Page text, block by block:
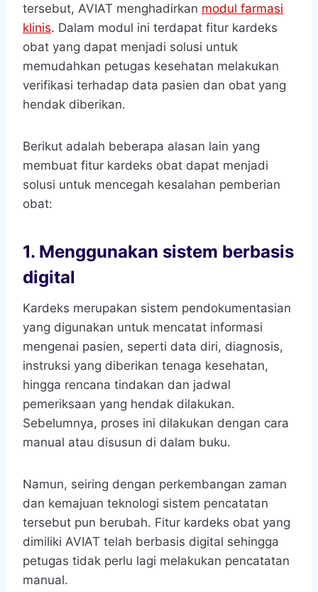
tersebut, AVIAT menghadirkan modul farmasi
klinis. Dalam modul ini terdapat fitur kardeks
obat yang dapat menjadi solusi untuk
memudahkan petugas kesehatan melakukan
verifikasi terhadap data pasien dan obat yang
hendak diberikan.
Berikut adalah beberapa alasan lain yang
membuat fitur kardeks obat dapat menjadi
solusi untuk mencegah kesalahan pemberian
obat:
1. Menggunakan sistem berbasis
digital
Kardeks merupakan sistem pendokumentasian
yang digunakan untuk mencatat informasi
mengenai pasien, seperti data diri, diagnosis,
instruksi yang diberikan tenaga kesehatan,
hingga rencana tindakan dan jadwal
pemeriksaan yang hendak dilakukan.
Sebelumnya, proses ini dilakukan dengan cara
manual atau disusun di dalam buku.
Namun, seiring dengan perkembangan zaman
dan kemajuan teknologi sistem pencatatan
tersebut pun berubah. Fitur kardeks obat yang
dimiliki AVIAT telah berbasis digital sehingga
petugas tidak perlu lagi melakukan pencatatan
manual.